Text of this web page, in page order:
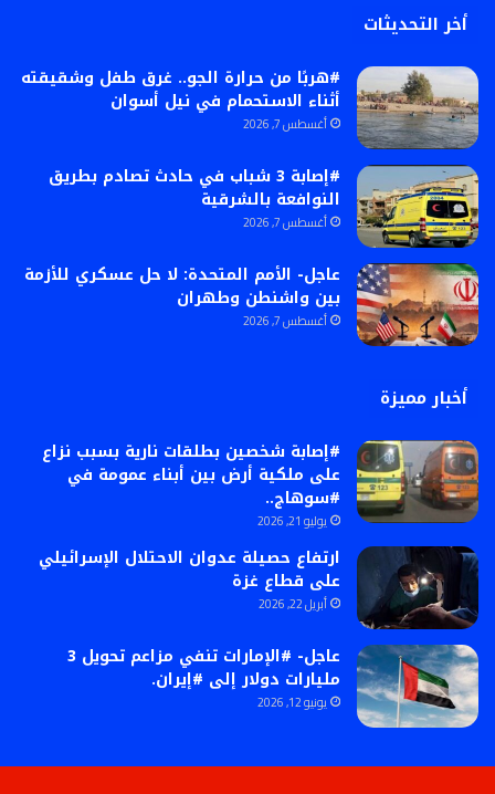
أخر التحديثات
#هربًا من حرارة الجو.. غرق طفل وشقيقته
أثناء الاستحمام في نيل أسوان
أغسطس 7, 2026
#إصابة 3 شباب في حادث تصادم بطريق
النوافعة بالشرقية
أغسطس 7, 2026
عاجل- الأمم المتحدة: لا حل عسكري للأزمة
بين واشنطن وطهران
أغسطس 7, 2026
أخبار مميزة
#إصابة شخصين بطلقات نارية بسبب نزاع
على ملكية أرض بين أبناء عمومة في
#سوهاج..
يوليو 21, 2026
ارتفاع حصيلة عدوان الاحتلال الإسرائيلي
على قطاع غزة
أبريل 22, 2026
عاجل- #الإمارات تنفي مزاعم تحويل 3
مليارات دولار إلى #إيران.
يونيو 12, 2026